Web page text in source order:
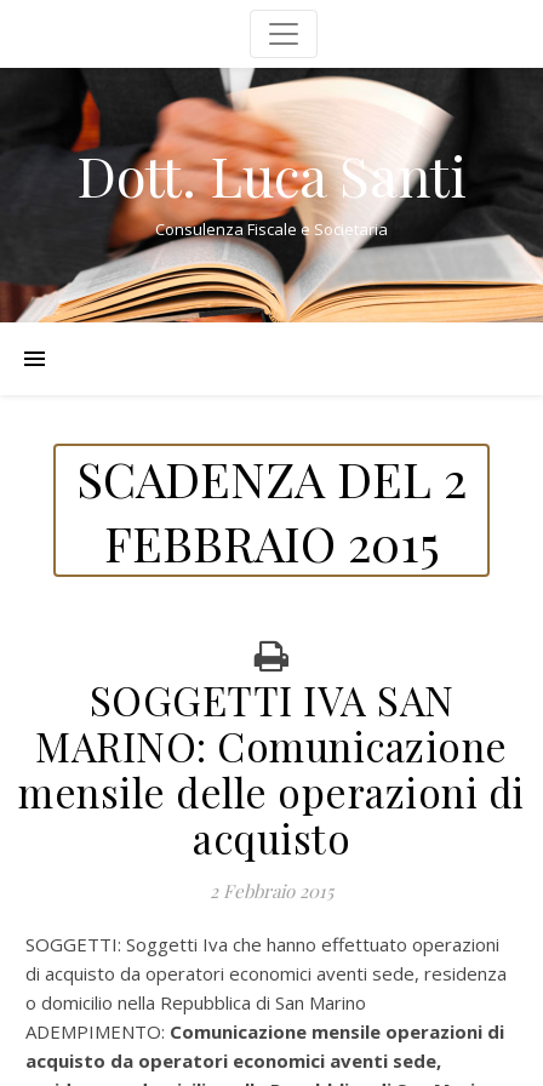
Dott. Luca Santi
Consulenza Fiscale e Societaria
SCADENZA DEL 2
FEBBRAIO 2015
SOGGETTI IVA SAN
MARINO: Comunicazione
mensile delle operazioni di
acquisto
2 Febbraio 2015
SOGGETTI: Soggetti Iva che hanno effettuato operazioni
di acquisto da operatori economici aventi sede, residenza
o domicilio nella Repubblica di San Marino
ADEMPIMENTO: Comunicazione mensile operazioni di
acquisto da operatori economici aventi sede,